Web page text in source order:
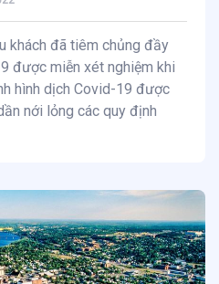
khách đã tiêm chủng đầy
được miễn xét nghiệm khi
hình dịch Covid-19 được
nới lỏng các quy định